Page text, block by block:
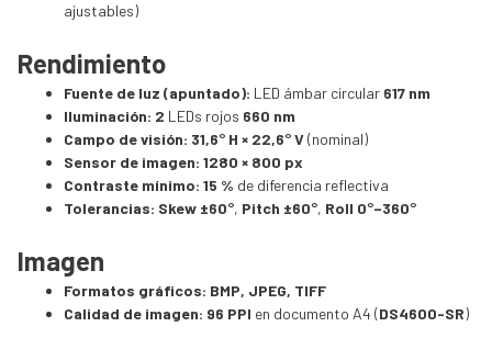
ajustables)
Rendimiento
Fuente de luz (apuntado): LED ámbar circular 617 nm
Iluminación: 2 LEDs rojos 660 nm
Campo de visión: 31,6° H × 22,6° V(nominal)
Sensor de imagen: 1280 × 800 px
Contraste mínimo: 15 % de diferencia reflectiva
Tolerancias: Skew ±60°, Pitch ±60°, Roll 0°–360°
Imagen
Formatos gráficos: BMP, JPEG, TIFF
Calidad de imagen: 96 PPI en documento A4 (DS4600-SR)